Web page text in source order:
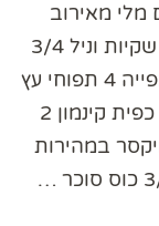
מלי מאירוב
הרכיבים – 4 ביצים 3/4 כוס סוכר 2 שקיות וניל 3/4
כוס שמן 2 כוסות קמח שקית אבקת אפייה 4 תפוחי עץ
קלופים חתוכים לקוביות כפית לימון כפית קינמון 2
במהירות